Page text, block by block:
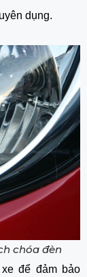
dụng.
chóa đèn
để đảm bảo